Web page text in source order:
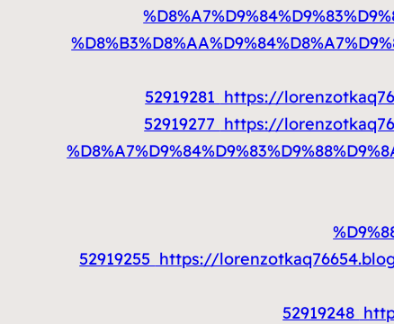
52919281 https://
52919277 https://
52919255 https://
52919248